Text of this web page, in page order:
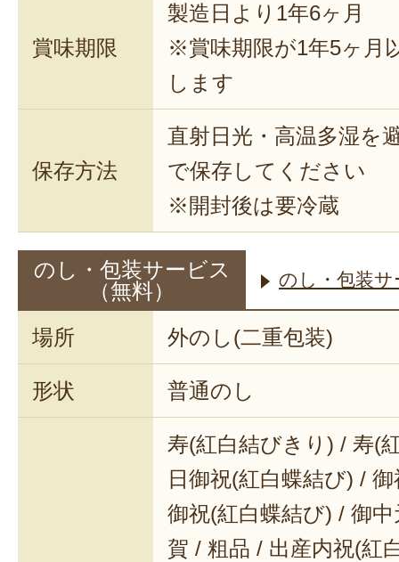
賞味期限
製造日より1年6ヶ月
※賞味期限が1年5ヶ月
します
保存方法
直射日光・高温多湿を
で保存してください
※開封後は要冷蔵
のし・包装サービス
（無料）
のし・包装
場所 外のし(二重包装)
形状 普通のし
寿(紅白結びきり) / 寿(
日御祝(紅白蝶結び) /
御祝(紅白蝶結び) / 御
賀 / 粗品 / 出産内祝(紅